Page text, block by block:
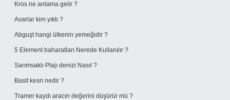
Kros ne anlama gelir ?
Avarlar kim yıktı ?
Abguşt hangi ülkenin yemeğidir ?
5 Element baharatları Nerede Kullanılır ?
Sarımsaklı Plajı denizi Nasıl ?
Basit kesri nedir ?
Tramer kaydı aracın değerini düşürür mü ?